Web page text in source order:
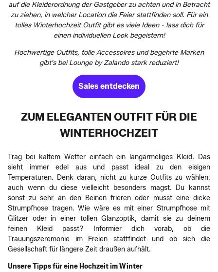
auf die Kleiderordnung der Gastgeber zu achten und in Betracht
zu ziehen, in welcher Location die Feier stattfinden soll. Für ein
tolles Winterhochzeit Outfit gibt es viele Ideen - lass dich für
einen individuellen Look begeistern!
Hochwertige Outfits, tolle Accessoires und begehrte Marken
gibt's bei Lounge by Zalando stark reduziert!
Sales entdecken
ZUM ELEGANTEN OUTFIT FÜR DIE
WINTERHOCHZEIT
Trag bei kaltem Wetter einfach ein langärmeliges Kleid. Das
sieht immer edel aus und passt ideal zu den eisigen
Temperaturen. Denk daran, nicht zu kurze Outfits zu wählen,
auch wenn du diese vielleicht besonders magst. Du kannst
sonst zu sehr an den Beinen frieren oder musst eine dicke
Strumpfhose tragen. Wie wäre es mit einer Strumpfhose mit
Glitzer oder in einer tollen Glanzoptik, damit sie zu deinem
feinen Kleid passt? Informier dich vorab, ob die
Trauungszeremonie im Freien stattfindet und ob sich die
Gesellschaft für längere Zeit draußen aufhält.
Unsere Tipps für eine Hochzeit im Winter